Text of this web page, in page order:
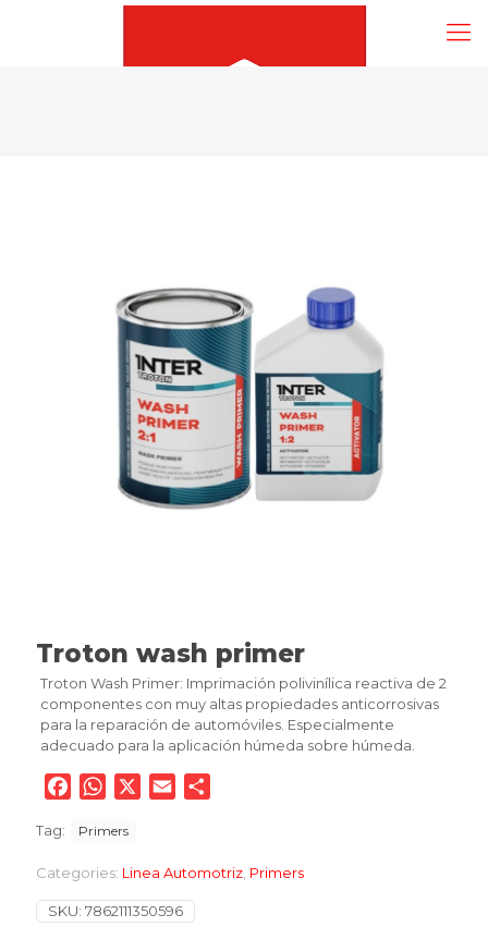
Troton wash primer
Troton Wash Primer: Imprimación polivinílica reactiva de 2
componentes con muy altas propiedades anticorrosivas
para la reparación de automóviles. Especialmente
adecuado para la aplicación húmeda sobre húmeda.
Facebook
WhatsAppEmail
Tag: Primers
Categories: Linea Automotriz Primers
SKU: 7862111350596